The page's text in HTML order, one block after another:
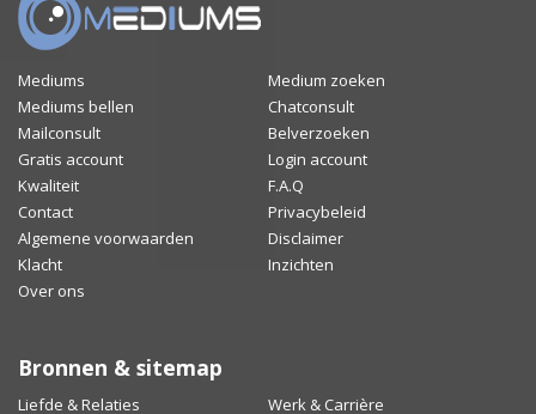
Mediums
Medium zoeken
Mediums bellen
Chatconsult
Mailconsult
Belverzoeken
Gratis account
Login account
Kwaliteit
F.A.Q
Contact
Privacybeleid
Algemene voorwaarden
Disclaimer
Klacht
Inzichten
Over ons
Bronnen & sitemap
Liefde & Relaties Werk & Carrière